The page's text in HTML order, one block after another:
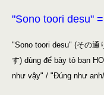
"Sono toori desu"
"Sono toori desu" (その通
す) dùng để bày tỏ bạn
như vậy" / "Đúng như